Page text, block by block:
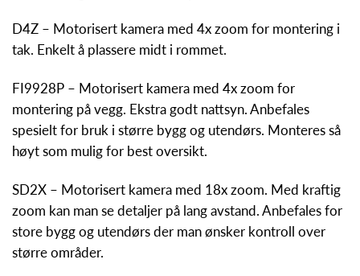
D4Z – Motorisert kamera med 4x zoom for montering i
tak. Enkelt å plassere midt i rommet.
FI9928P – Motorisert kamera med 4x zoom for
montering på vegg. Ekstra godt nattsyn. Anbefales
spesielt for bruk i større bygg og utendørs. Monteres så
høyt som mulig for best oversikt.
SD2X – Motorisert kamera med 18x zoom. Med kraftig
zoom kan man se detaljer på lang avstand. Anbefales for
store bygg og utendørs der man ønsker kontroll over
større områder.